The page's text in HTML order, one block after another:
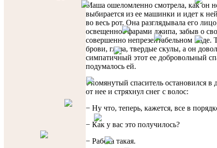
Маша ошеломленно смотрела, как он
выбирается из ее машинки и идет к
во весь рот. Она разглядывала его
освещенное фарами джипа, забыв о
совершенно непрезентабельном виде.
брови, глаза, твердые скулы, а он
симпатичный этот ее добровольный
подумалось ей.
Упомянутый спаситель остановился в
от нее и стряхнул снег с волос:
− Ну что, теперь, кажется, все в
− Как у вас это получилось?
− Работа такая.